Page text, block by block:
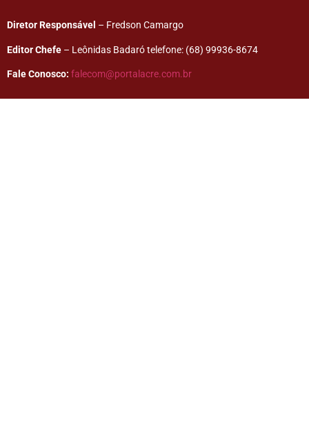
Diretor Responsável – Fredson Camargo
Editor Chefe – Leônidas Badaró telefone: (68) 99936-8674
Fale Conosco: falecom@portalacre.com.br